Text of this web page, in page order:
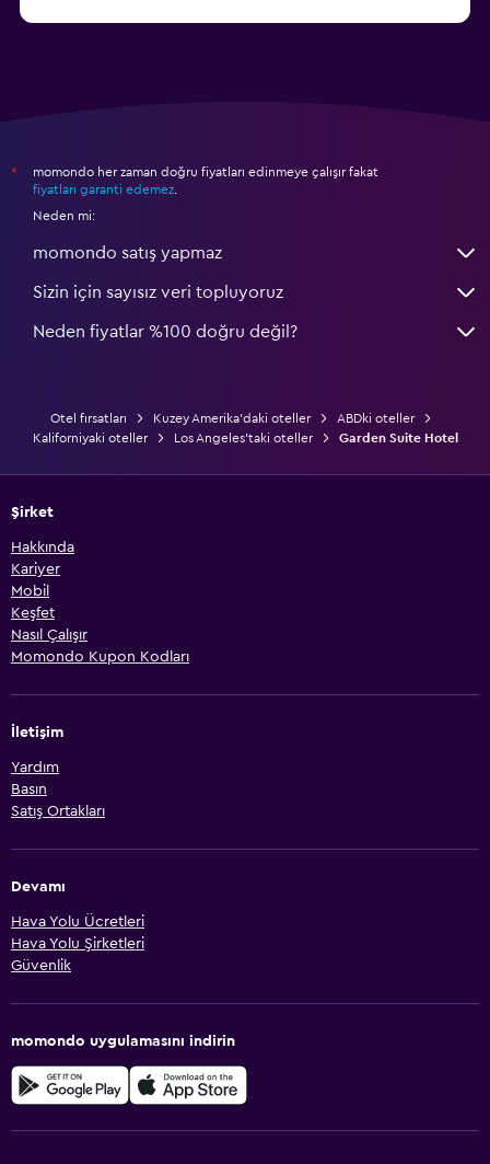
*
momondo her zaman doğru fiyatları edinmeye çalışır fakat
fiyatları garanti edemez
Neden mi:
momondo satış yapmaz
Sizin için sayısız veri topluyoruz
Neden fiyatlar %100 doğru değil?
Otel fırsatları Kuzey Amerika'daki oteller
ABDki oteller
Kaliforniyaki oteller
Los Angeles'taki oteller Garden Suite Hotel
Şirket
Hakkında
Kariyer
Mobil
Keşfet
Nasıl Çalışır
Momondo Kupon Kodları
İletişim
Yardım
Basın
Satış Ortakları
Devamı
Hava Yolu Ücretleri
Hava Yolu Şirketleri
Güvenlik
momondo uygulamasını indirin